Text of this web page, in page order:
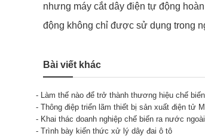
nhưng máy cắt dây điện tự động
động không chỉ được sử dụng trong
Bài viết khác
- Làm thế nào để trở thành thương hiệu chế
- Thông điệp triển lãm thiết bị sản xuất điện tử
- Khai thác doanh nghiệp chế biến ra nước
- Trình bày kiến thức xử lý dây đai ô tô